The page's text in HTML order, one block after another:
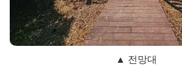
▲ 전망대